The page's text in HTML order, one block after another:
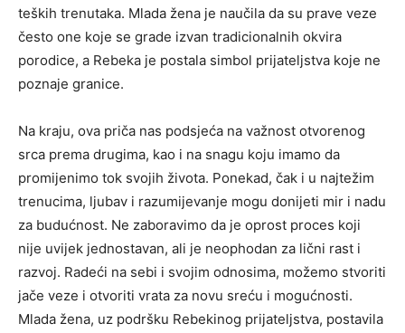
teških trenutaka. Mlada žena je naučila da su prave veze
često one koje se grade izvan tradicionalnih okvira
porodice, a Rebeka je postala simbol prijateljstva koje ne
poznaje granice.
Na kraju, ova priča nas podsjeća na važnost otvorenog
srca prema drugima, kao i na snagu koju imamo da
promijenimo tok svojih života. Ponekad, čak i u najtežim
trenucima, ljubav i razumijevanje mogu donijeti mir i nadu
za budućnost. Ne zaboravimo da je oprost proces koji
nije uvijek jednostavan, ali je neophodan za lični rast i
razvoj. Radeći na sebi i svojim odnosima, možemo stvoriti
jače veze i otvoriti vrata za novu sreću i mogućnosti.
Mlada žena, uz podršku Rebekinog prijateljstva, postavila